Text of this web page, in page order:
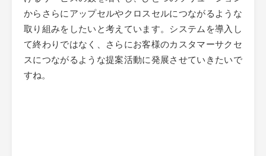
からさらにアップセルやクロスセルにつながるような
取り組みをしたいと考えています。システムを導入し
て終わりではなく、さらにお客様のカスタマーサクセ
スにつながるような提案活動に発展させていきたいで
すね。